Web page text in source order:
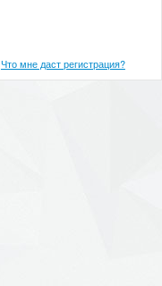
Что мне даст регистрация?